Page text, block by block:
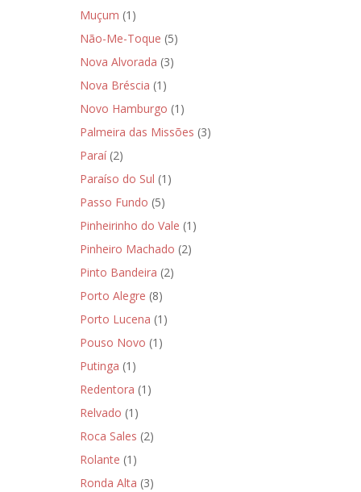
Muçum (1)
Não-Me-Toque (5)
Nova Alvorada (3)
Nova Bréscia (1)
Novo Hamburgo (1)
Palmeira das Missões (3)
Paraí(2)
Paraíso do Sul (1)
Passo Fundo (5)
Pinheirinho do Vale (1)
Pinheiro Machado (2)
Pinto Bandeira (2)
Porto Alegre (8)
Porto Lucena (1)
Pouso Novo (1)
Putinga (1)
Redentora (1)
Relvado (1)
Roca Sales (2)
Rolante (1)
Ronda Alta (3)